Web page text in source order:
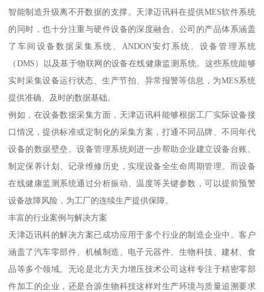
智能制造升级离不开数据的支撑。天津迈讯科在提供MES软件系统
的同时，也十分注重与硬件设备的深度融合。公司的产品体系涵盖
了车间设备数据采集系统、ANDON安灯系统、设备管理系统
（DMS）以及基于物联网的设备在线健康监测系统。这些系统能够
实时采集设备运行状态、生产节拍、异常报警等信息，为MES系统
提供准确、及时的数据基础。
例如，在设备数据采集方面，天津迈讯科能够根据工厂实际设备接
口情况，提供标准或定制化的采集方案，打通不同品牌、不同年代
设备的数据壁垒。设备管理系统则进一步帮助企业建立设备台账、
制定保养计划、记录维修历史，实现设备全生命周期管理。而设备
在线健康监测系统通过分析振动、温度等关键参数，可以提前预警
设备故障风险，为工厂的连续生产提供保障。
丰富的行业案例与解决方案
天津迈讯科的解决方案已成功应用于多个行业的制造企业中。客户
涵盖了汽车零部件、机械制造、电子元器件、生物科技、建材、食
品等多个领域。无论是北方天力增压技术公司这样专注于精密零部
件加工的企业，还是合源生物科技这样对生产环境与质量追溯要求